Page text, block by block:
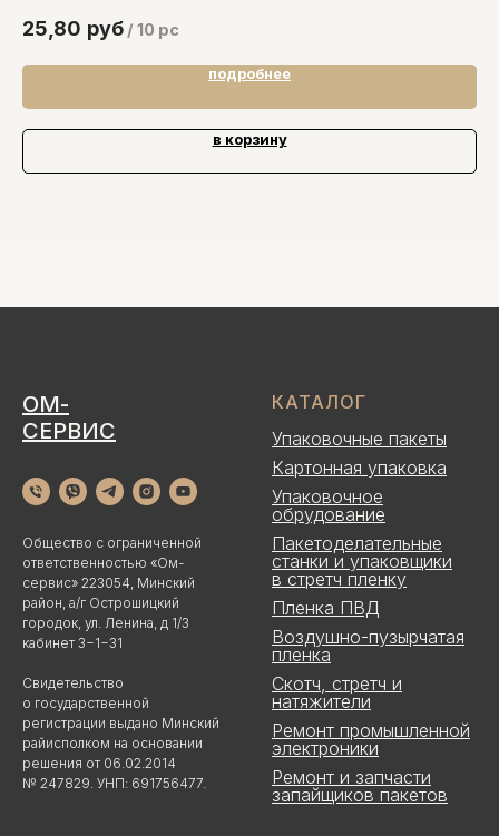
25,80 руб / 10 pc
подробнее
в корзину
ОМ-
СЕРВИС
Общество с ограниченной
ответственностью «Ом-
сервис» 223054, Минский
район, а/г Острошицкий
городок, ул. Ленина, д 1/3
кабинет 3−1−31
Свидетельство
о государственной
регистрации выдано Минский
райисполком на основании
решения от 06.02.2014
№ 247829. УНП: 691756477.
КАТАЛОГ
Упаковочные пакеты
Картонная упаковка
Упаковочное
обрудование
Пакетоделательные
станки и упаковщики
в стретч пленку
Пленка ПВД
Воздушно-пузырчатая
пленка
Скотч, стретч и
натяжители
Ремонт промышленной
электроники
Ремонт и запчасти
запайщиков пакетов